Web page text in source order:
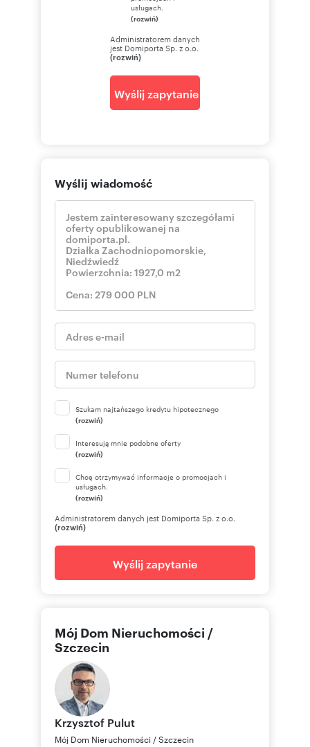
usługach.
(rozwiń)
Administratorem danych
jest Domiporta Sp. z o.o.
(rozwiń)
Wyślij zapytanie
Wyślij wiadomość
Szukam najtańszego kredytu hipotecznego
(rozwiń)
Interesują mnie podobne oferty
(rozwiń)
Chcę otrzymywać informacje o promocjach i
usługach.
(rozwiń)
Administratorem danych jest Domiporta Sp. z o.o.
(rozwiń)
Wyślij zapytanie
Mój Dom Nieruchomości /
Szczecin
Krzysztof Pulut
Mój Dom Nieruchomości / Szczecin